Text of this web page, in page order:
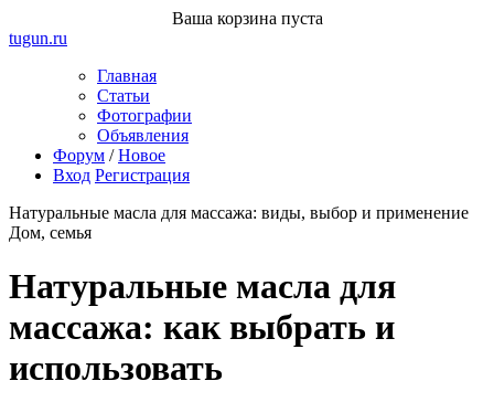
Ваша корзина пуста
tugun.ru
Главная
Статьи
Фотографии
Объявления
Форум /Новое
Вход Регистрация
Натуральные масла для массажа: виды, выбор и применение
Дом, семья
Натуральные масла для
массажа: как выбрать и
использовать